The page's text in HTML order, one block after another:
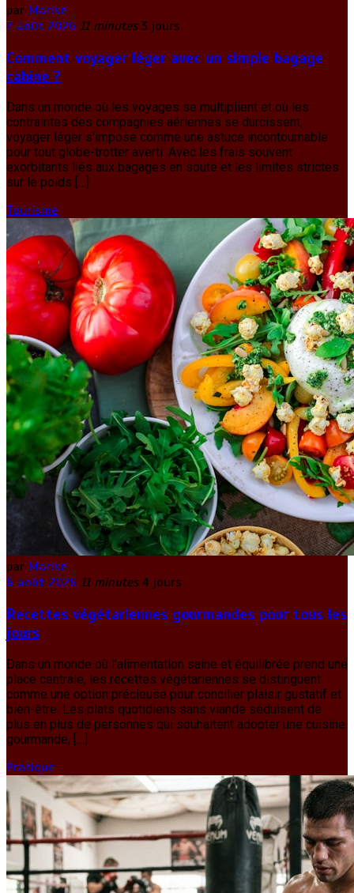
par Marise
7 août 2026 11 minutes 3 jours
Comment voyager léger avec un simple bagage
cabine ?
Dans un monde où les voyages se multiplient et où les
contraintes des compagnies aériennes se durcissent,
voyager léger s’impose comme une astuce incontournable
pour tout globe-trotter averti. Avec les frais souvent
exorbitants liés aux bagages en soute et les limites strictes
sur le poids […]
Tourisme
par Marise
6 août 2026 11 minutes 4 jours
Recettes végétariennes gourmandes pour tous les
jours
Dans un monde où l’alimentation saine et équilibrée prend une
place centrale, les recettes végétariennes se distinguent
comme une option précieuse pour concilier plaisir gustatif et
bien-être. Les plats quotidiens sans viande séduisent de
plus en plus de personnes qui souhaitent adopter une cuisine
gourmande, […]
Pratique